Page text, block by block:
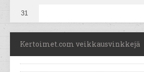
31
Kertoimet.com veikkausvinkkejä